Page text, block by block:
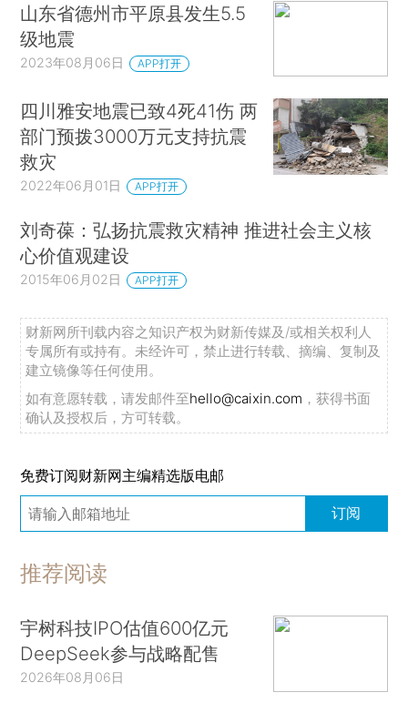
山东省德州市平原县发生5.5
级地震
2023年08月06日 APP打开
四川雅安地震已致4死41伤 两
部门预拨3000万元支持抗震
救灾
2022年06月01日 APP打开
刘奇葆：弘扬抗震救灾精神 推进社会主义核
心价值观建设
2015年06月02日 APP打开
财新网所刊载内容之知识产权为财新传媒及/或相关权利人
专属所有或持有。未经许可，禁止进行转载、摘编、复制及
建立镜像等任何使用。
如有意愿转载，请发邮件至hello@caixin.com ，获得书面
确认及授权后，方可转载。
免费订阅财新网主编精选版电邮
订阅
推荐阅读
宇树科技IPO估值600亿元
DeepSeek参与战略配售
2026年08月06日